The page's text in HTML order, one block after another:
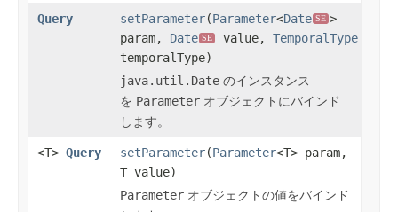
Query setParameter(Parameter<Date SE >
param, Date SE value, TemporalType
temporalType)
java.util.Date のインスタンス
を Parameter オブジェクトにバインド
します。
<T> Query setParameter(Parameter<T> param,
T value)
Parameter オブジェクトの値をバインド